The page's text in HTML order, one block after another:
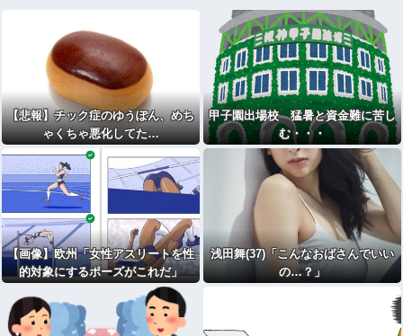
【悲報】チック症のゆうぽん、めち
ゃくちゃ悪化してた…
甲子園出場校 猛暑と資金難に苦し
む・・・
【画像】欧州「女性アスリートを性
的対象にするポーズがこれだ」
浅田舞(37)「こんなおばさんでいい
の…？」